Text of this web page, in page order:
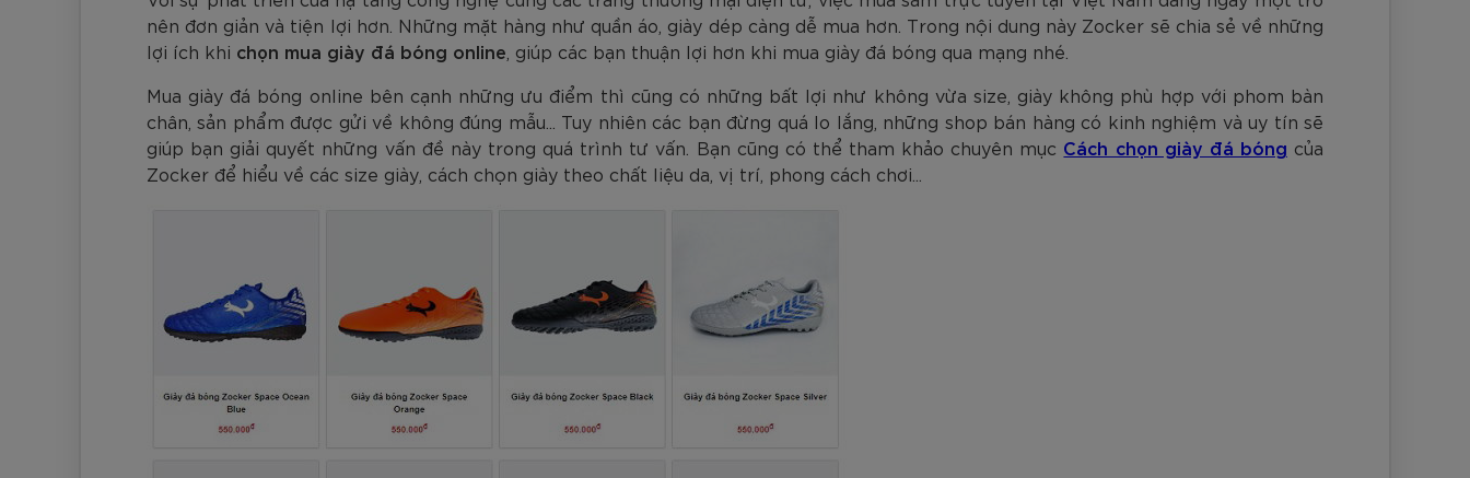
Giày trẻ em
Zocker 1902
779.000VNĐ 779.000 779.000 VNĐ
Giày Pickleball
Bóng Pickleball
Khung lưới Pickleball
Quần áo Pickleball
Đen
2.890.000
Tím
2.890.000 VNĐ
Trắng
2.890.000VNĐ
Carbon Xanh Cam
1.690.000
Carbon Trắng Xanh
1.690.000 VNĐ
Carbon Xanh Cam
1.290.000 VNĐ
ZK5-AS205
1.690.000
Microfiber ZK5-206
1.290.000 VNĐ 990.000 VNĐ
569.000VNĐ 450.000 VNĐ 650.000 VNĐ
nên đơn giản và tiện lợi hơn. Những mặt hàng như quần áo, giày dép càng dễ mua hơn. Trong nội dung này Zocker sẽ chia sẻ về những
lợi ích khi chọn mua giày đá bóng online , giúp các bạn thuận lợi hơn khi mua giày đá bóng qua mạng nhé.
Mua giày đá bóng online bên cạnh những ưu điểm thì cũng có những bất lợi như không vừa size, giày không phù hợp với phom bàn
chân, sản phẩm được gửi về không đúng mẫu... Tuy nhiên các bạn đừng quá lo lắng, những shop bán hàng có kinh nghiệm và uy tín sẽ
giúp bạn giải quyết những vấn đề này trong quá trình tư vấn. Bạn cũng có thể tham khảo chuyên mục Cách chọn giày đá bóng của
Zocker để hiểu về các size giày, cách chọn giày theo chất liệu da, vị trí, phong cách chơi...